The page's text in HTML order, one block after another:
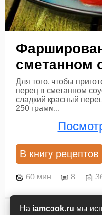
На iamcook.ru мы
сметанном
Для того, чтобы
перец в сметанном
сладкий красный
250 грамм...
В книгу рецептов
60 мин 8